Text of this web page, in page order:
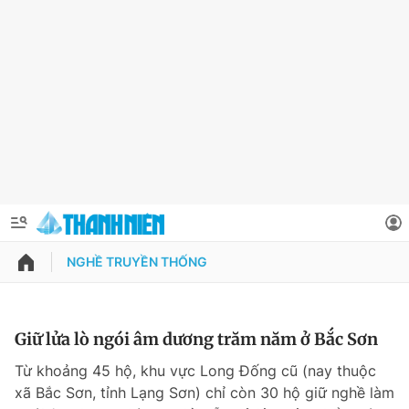
QUẢNG CÁO
Chuyên mục
Thông tin tài khoản
Đổi mật khẩu
NGHỀ TRUYỀN THỐNG
Giữ lửa lò ngói âm dương trăm năm ở Bắc Sơn
Từ khoảng 45 hộ, khu vực Long Đống cũ (nay thuộc
xã Bắc Sơn, tỉnh Lạng Sơn) chỉ còn 30 hộ giữ nghề làm